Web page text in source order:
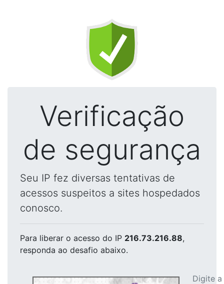
Verificação
de segurança
Seu IP fez diversas tentativas de
acessos suspeitos a sites hospedados
conosco.
Para liberar o acesso do IP 216.73.216.88,
responda ao desafio abaixo.
Digite